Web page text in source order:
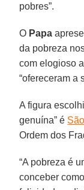
pobres”.
O Papa
da pobreza
com elogioso
“ofereceram a
A figura
genuína” é
Ordem dos
“A pobreza é
conceber